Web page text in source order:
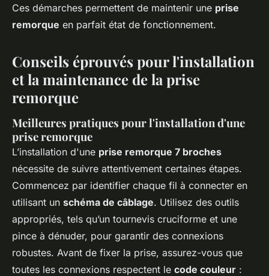
Ces démarches permettent de maintenir une prise
remorque en parfait état de fonctionnement.
Conseils éprouvés pour l'installation
et la maintenance de la prise
remorque
Meilleures pratiques pour l'installation d'une
prise remorque
L’installation d'une prise remorque 7 broches
nécessite de suivre attentivement certaines étapes.
Commencez par identifier chaque fil à connecter en
utilisant un schéma de câblage. Utilisez des outils
appropriés, tels qu’un tournevis cruciforme et une
pince à dénuder, pour garantir des connexions
robustes. Avant de fixer la prise, assurez-vous que
toutes les connexions respectent le code couleur :